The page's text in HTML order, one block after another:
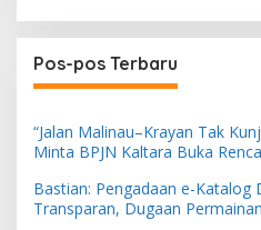
Pos-pos Terbaru
“Jalan Malinau–Krayan Tak
Minta BPJN Kaltara Buka
Bastian: Pengadaan e-Katalog
Transparan, Dugaan